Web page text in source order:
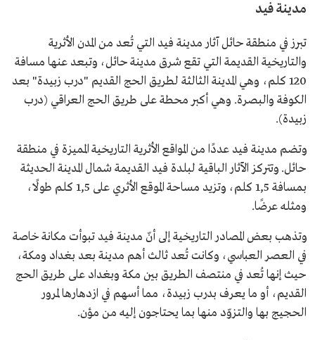
مدينة فيد
تبرز في منطقة حائل آثار مدينة فيد التي تُعد من المدن الأثرية
والتاريخية القديمة التي تقع شرق مدينة حائل، وتبعد عنها مسافة
120 كلم، وهي المدينة الثالثة لطريق الحج القديم "درب زبيدة" بعد
الكوفة والبصرة. وهي أكبر محطة على طريق الحج العراقي (درب
زبيدة).
وتضم مدينة فيد عددًا من المواقع الأثرية التاريخية المميزة في منطقة
حائل. وتتركز الآثار الباقية لبلدة فيد القديمة شمال المدينة الحديثة
بمسافة 1,5 كلم، وتزيد مساحة الموقع الأثري على 1,5 كلم طولًا،
ومثله عرضًا.
وتذهب بعض المصادر التاريخية إلى أنّ مدينة فيد تبوأت مكانة خاصة
في العصر العباسي، وكانت تُعد ثالث أهم مدينة بعد بغداد ومكة،
حيث إنها تُعد في منتصف الطريق بين مكة وبغداد على طريق الحج
القديم، أو ما يعرف بدرب زبيدة، مما أسهم في ازدهارها لمرور
الحجيج بها والتزوّد منها بما يحتاجون إليه من مؤن.